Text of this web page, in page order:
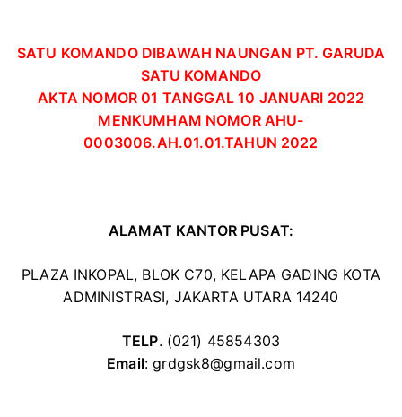
SATU KOMANDO DIBAWAH NAUNGAN PT. GARUDA
SATU KOMANDO
AKTA NOMOR 01 TANGGAL 10 JANUARI 2022
MENKUMHAM NOMOR AHU-
0003006.AH.01.01.TAHUN 2022
ALAMAT KANTOR PUSAT:
PLAZA INKOPAL, BLOK C70, KELAPA GADING KOTA
ADMINISTRASI, JAKARTA UTARA 14240
TELP. (021) 45854303
Email: grdgsk8@gmail.com